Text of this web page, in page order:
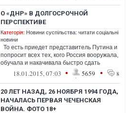
О «ДНР» В ДОЛГОСРОЧНОЙ
ПЕРСПЕКТИВЕ
Категорія: Новини суспільства: читати соціальні
новини
То есть приедет представитель Путина и
попросит всех тех, кого Россия вооружала,
обучала и накачивала быстро сдать
оружие и мгновенно расходит...
18.01.2015, 07:03 • 5659 • 8
20 ЛЕТ НАЗАД, 26 НОЯБРЯ 1994 ГОДА,
НАЧАЛАСЬ ПЕРВАЯ ЧЕЧЕНСКАЯ
ВОЙНА. ФОТО 18+